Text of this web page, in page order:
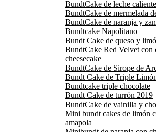
BundtCake de leche
BundtCake de mermelada
BundtCake de naranja y
Bundtcake Napolitano
Bundt Cake de queso y
BundtCake Red Velvet con
cheesecake
BundtCake de Sirope de
Bundt Cake de Triple
Bundtcake triple chocolate
Bundt Cake de turrón 2019
BundtCake de vainilla y
Mini bundt cakes de limón
amapola